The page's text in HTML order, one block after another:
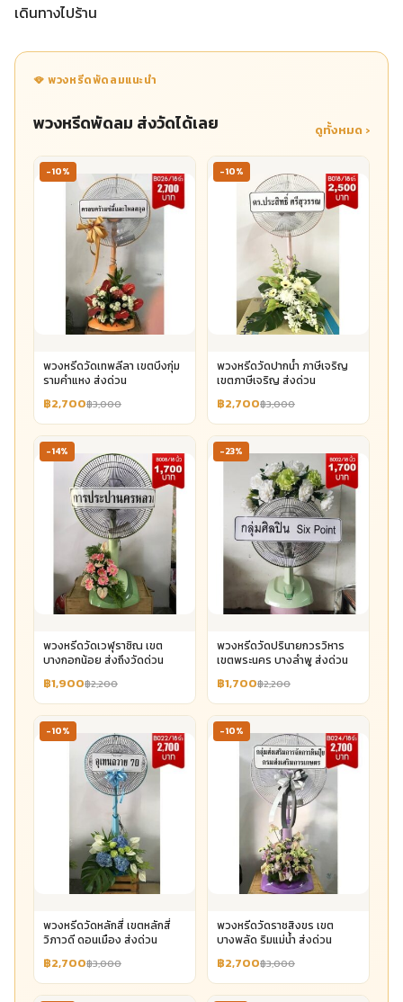
เดินทางไปร้าน
🪭 พวงหรีดพัดลมแนะนำ
พวงหรีดพัดลม ส่งวัดได้เลย ดูทั้งหมด ›
-10%
พวงหรีดวัดเทพลีลา เขตบึงกุ่ม
รามคำแหง ส่งด่วน
฿2,700฿3,000
-10%
พวงหรีดวัดปากน้ำ ภาษีเจริญ
เขตภาษีเจริญ ส่งด่วน
฿2,700฿3,000
-14%
พวงหรีดวัดเวฬุราชิณ เขต
บางกอกน้อย ส่งถึงวัดด่วน
฿1,900฿2,200
-23%
พวงหรีดวัดปรินายกวรวิหาร
เขตพระนคร บางลำพู ส่งด่วน
฿1,700฿2,200
-10%
พวงหรีดวัดหลักสี่ เขตหลักสี่
วิภาวดี ดอนเมือง ส่งด่วน
฿2,700฿3,000
-10%
พวงหรีดวัดราชสิงขร เขต
บางพลัด ริมแม่น้ำ ส่งด่วน
฿2,700฿3,000